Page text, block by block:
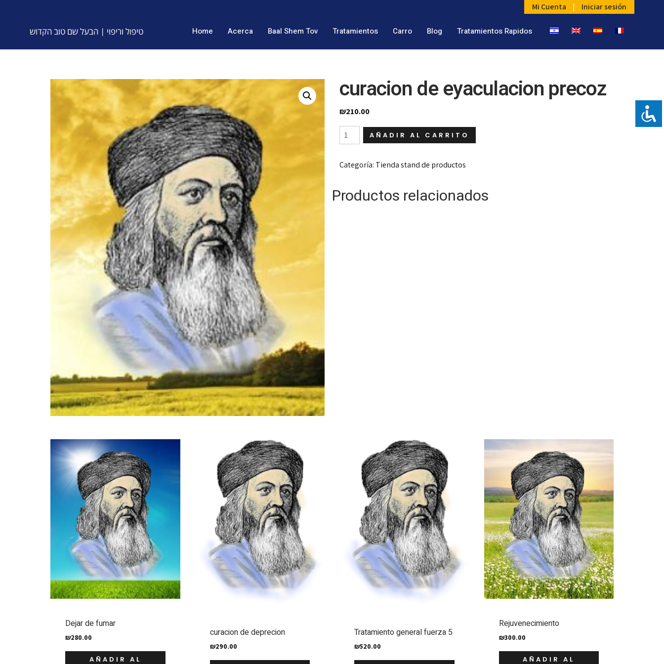
Mi Cuenta | Iniciar sesión
טיפול וריפוי | הבעל שם טוב הקדוש Home Acerca Baal Shem Tov Tratamientos Carro Blog Tratamientos Rapidos
curacion de eyaculacion precoz
₪210.00
curacion
de
cantidad
AÑADIR AL CARRITO
Categoría: Tienda stand de productos
Productos relacionados
Dejar de fumar
₪280.00
AÑADIR AL
curacion de deprecion
₪290.00
Tratamiento general fuerza 5
₪520.00
Rejuvenecimiento
₪300.00
AÑADIR AL